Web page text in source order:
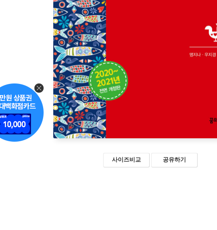
사이즈비교 공유하기